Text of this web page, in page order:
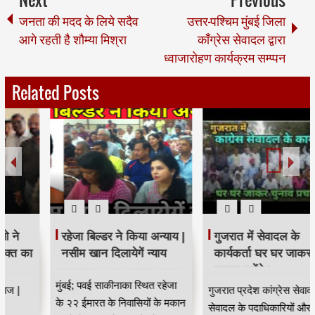
जनता की मदद के लिये सदैव
आगे रहती है शौम्या मिश्रा
उत्तर-पश्चिम मुंबई जिला
काँग्रेस सेवादल द्वारा
ध्वाजारोहण कार्यक्रम सम्प्पन
Related Posts
रहेजा बिल्डर ने किया अन्याय |
नसीम खान दिलायेगें न्याय
मुंबई; पवई साकीनाका स्थित रहेजा
के २२ ईमारत के निवासियों के मकान
गुजरात में सेवादल के
कार्यकर्ता घर घर जाकर चुनाव
प्रचार करेंगे।
गुजरात प्रदेश कांग्रेस सेवादल द्वारा
सेवादल के पदाधिकारियों और